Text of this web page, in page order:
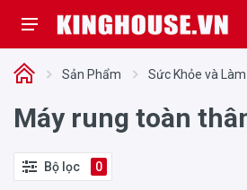
Sản Phẩm Sức Khỏe và
Máy rung toàn
Bộ lọc 0